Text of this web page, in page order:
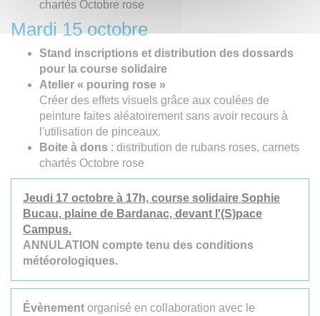
chartés Octobre rose
Mardi 15 octobre
Stand inscriptions et distribution des dossards
pour la course solidaire
Atelier « pouring rose »
Créer des effets visuels grâce aux coulées de
peinture faites aléatoirement sans avoir recours à
l'utilisation de pinceaux.
Boite à dons : distribution de rubans roses, carnets
chartés Octobre rose
Jeudi 17 octobre à 17h, course solidaire Sophie
Bucau, plaine de Bardanac, devant l'(S)pace
Campus.
ANNULATION compte tenu des conditions
météorologiques.
Évènement organisé en collaboration avec le